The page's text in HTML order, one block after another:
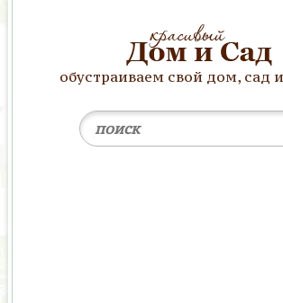
обустраиваем свой дом, сад